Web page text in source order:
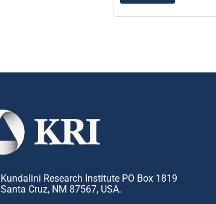
Kundalini Research Institute PO Box 1819
Santa Cruz, NM 87567, USA.